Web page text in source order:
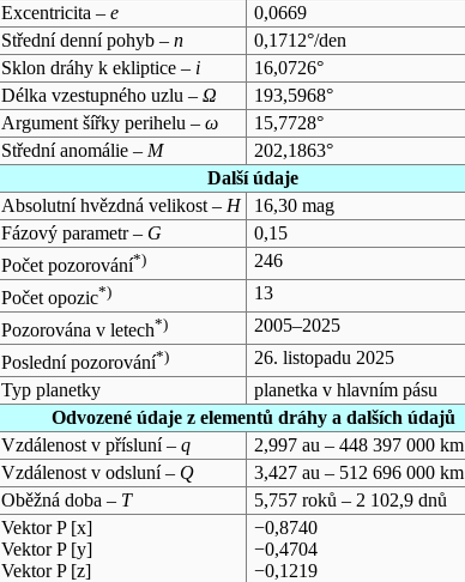
Excentricita – e
0,0669
Střední denní pohyb – n
0,1712°/den
Sklon dráhy k ekliptice – i
16,0726°
Délka vzestupného uzlu – Ω
193,5968°
Argument šířky perihelu – ω
15,7728°
Střední anomálie – M
202,1863°
Další údaje
Absolutní hvězdná velikost – H
16,30 mag
Fázový parametr – G
0,15
Počet pozorování*)
246
Počet opozic*)
13
Pozorována v letech*)
2005–2025
Poslední pozorování*)
26. listopadu 2025
Typ planetky
planetka v hlavním pásu
Odvozené údaje z elementů dráhy a dalších údajů
Vzdálenost v přísluní – q
2,997 au – 448 397 000 km
Vzdálenost v odsluní – Q
3,427 au – 512 696 000 km
Oběžná doba – T
5,757 roků – 2 102,9 dnů
Vektor P [x]
Vektor P [y]
Vektor P [z]
−0,8740
−0,4704
−0,1219